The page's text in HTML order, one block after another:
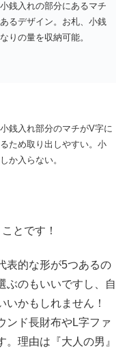
銭入れの部分にあるマチ
るデザイン。お札、小銭
りの量を収納可能。
銭入れ部分のマチがV字に
ため取り出しやすい。小
か入らない。
とです！
表的な形が5つあるの
ぶのもいいですし、自
かもしれません！
ンド長財布やL字ファ
理由は『大人の男』